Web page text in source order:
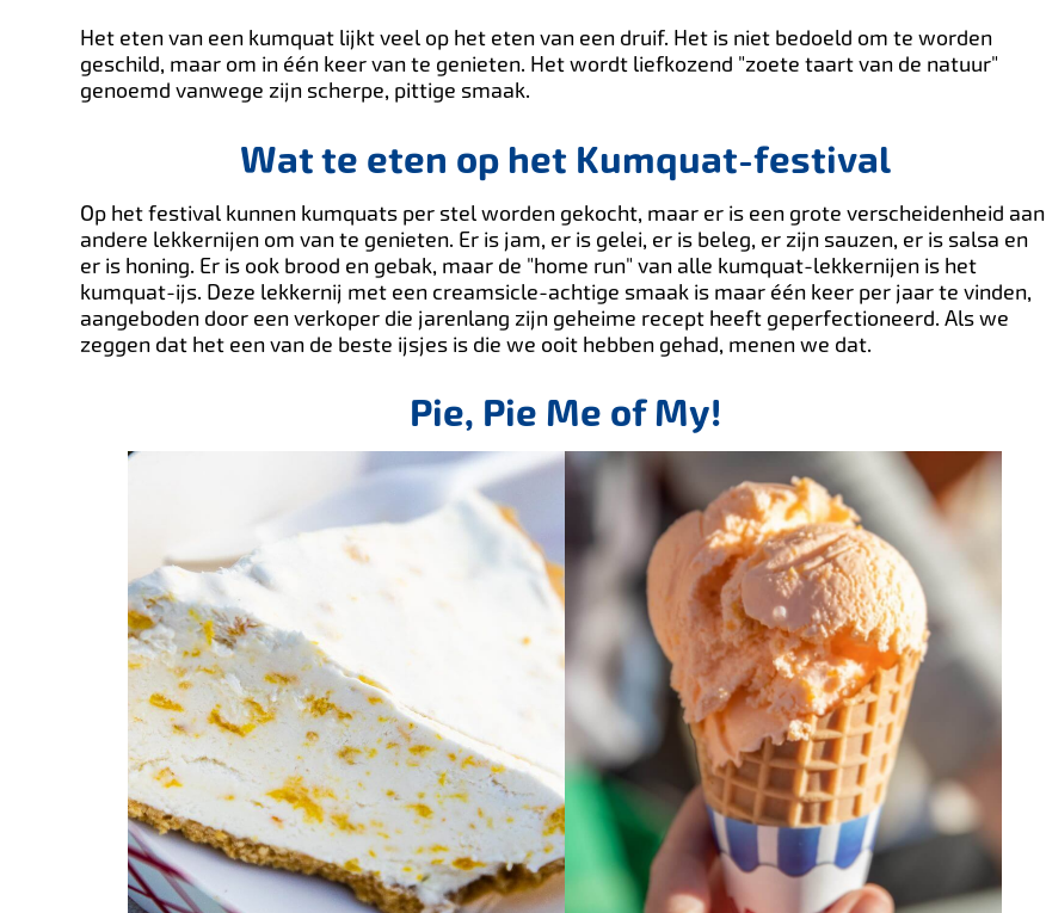
Het eten van een kumquat lijkt veel op het eten van een druif. Het is niet bedoeld om te worden
geschild, maar om in één keer van te genieten. Het wordt liefkozend "zoete taart van de natuur"
genoemd vanwege zijn scherpe, pittige smaak.
Wat te eten op het Kumquat-festival
Op het festival kunnen kumquats per stel worden gekocht, maar er is een grote verscheidenheid aan
andere lekkernijen om van te genieten. Er is jam, er is gelei, er is beleg, er zijn sauzen, er is salsa en
er is honing. Er is ook brood en gebak, maar de "home run" van alle kumquat-lekkernijen is het
kumquat-ijs. Deze lekkernij met een creamsicle-achtige smaak is maar één keer per jaar te vinden,
aangeboden door een verkoper die jarenlang zijn geheime recept heeft geperfectioneerd. Als we
zeggen dat het een van de beste ijsjes is die we ooit hebben gehad, menen we dat.
Pie, Pie Me of My!